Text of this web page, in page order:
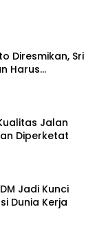
Diresmikan, Sri
Harus
Jalan
Diperketat
Jadi Kunci
Dunia Kerja